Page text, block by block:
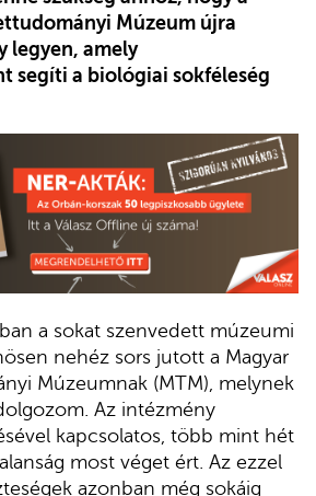
Múzeum újra
legyen, amely
segíti a biológiai sokféleség
a sokat szenvedett múzeumi
nehéz sors jutott a Magyar
Múzeumnak (MTM), melynek
Az intézmény
kapcsolatos, több mint hét
most véget ért. Az ezzel
azonban még sokáig